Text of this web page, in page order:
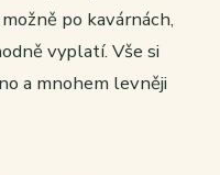
po kavárnách,
vyplatí. Vše si
a mnohem levněji